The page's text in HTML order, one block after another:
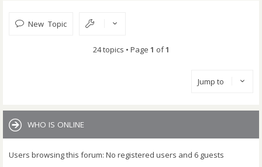
New Topic
24 topics • Page 1 of1
Jump to
WHO IS ONLINE
Users browsing this forum: No registered users and 6 guests